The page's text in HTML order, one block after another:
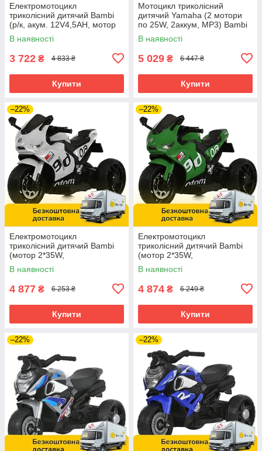
Електромотоцикл
триколісний дитячий Bambi
(р/к, акум. 12V4,5AH, мотор
2*25W, USB, BLUETOOTH,
MP3) M 6345ELR-3 Червоний
В наявності
3 722 ₴ 4 833 ₴
Купити
Мотоцикл триколісний
дитячий Yamaha (2 мотори
по 25W, 2аккум, MP3) Bambi
M 4135EL-1-5 Біло-зелений
В наявності
5 029 ₴ 6 447 ₴
Купити
–22%
Електромотоцикл
триколісний дитячий Bambi
(мотор 2*35W,
аккум.1*12V4,5AH, EVA) M
6265EL-11 Сірий
В наявності
4 877 ₴ 6 253 ₴
Купити
–22%
Електромотоцикл
триколісний дитячий Bambi
(мотор 2*35W,
аккум.1*12V4,5AH, EVA) M
6265EL-5 Зелений
В наявності
4 874 ₴ 6 249 ₴
Купити
–22% –22%